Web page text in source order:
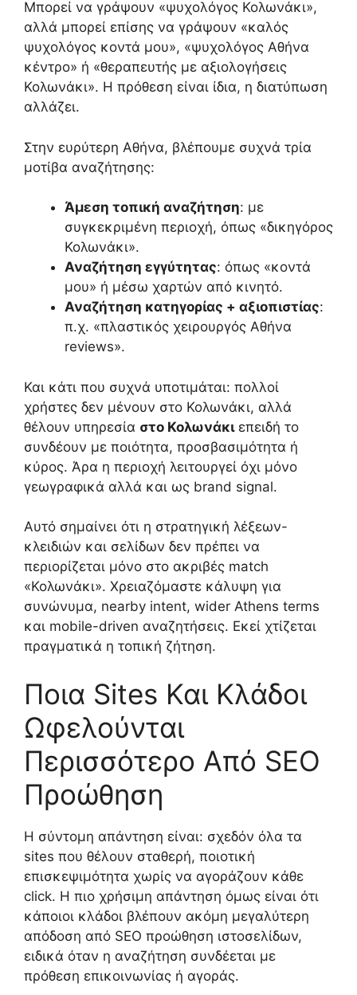
Μπορεί να γράψουν «ψυχολόγος Κολωνάκι»,
αλλά μπορεί επίσης να γράψουν «καλός
ψυχολόγος κοντά μου», «ψυχολόγος Αθήνα
κέντρο» ή «θεραπευτής με αξιολογήσεις
Κολωνάκι». Η πρόθεση είναι ίδια, η διατύπωση
αλλάζει.
Στην ευρύτερη Αθήνα, βλέπουμε συχνά τρία
μοτίβα αναζήτησης:
Άμεση τοπική αναζήτηση: με
συγκεκριμένη περιοχή, όπως «δικηγόρος
Κολωνάκι».
Αναζήτηση εγγύτητας: όπως «κοντά
μου» ή μέσω χαρτών από κινητό.
Αναζήτηση κατηγορίας + αξιοπιστίας:
π.χ. «πλαστικός χειρουργός Αθήνα
reviews».
Και κάτι που συχνά υποτιμάται: πολλοί
χρήστες δεν μένουν στο Κολωνάκι, αλλά
θέλουν υπηρεσία στο Κολωνάκιεπειδή το
συνδέουν με ποιότητα, προσβασιμότητα ή
κύρος. Άρα η περιοχή λειτουργεί όχι μόνο
γεωγραφικά αλλά και ως brand signal.
Αυτό σημαίνει ότι η στρατηγική λέξεων-
κλειδιών και σελίδων δεν πρέπει να
περιορίζεται μόνο στο ακριβές match
«Κολωνάκι». Χρειαζόμαστε κάλυψη για
συνώνυμα, nearby intent, wider Athens terms
και mobile-driven αναζητήσεις. Εκεί χτίζεται
πραγματικά η τοπική ζήτηση.
Ποια Sites Και Κλάδοι
Ωφελούνται
Περισσότερο Από SEO
Προώθηση
Η σύντομη απάντηση είναι: σχεδόν όλα τα
sites που θέλουν σταθερή, ποιοτική
επισκεψιμότητα χωρίς να αγοράζουν κάθε
click. Η πιο χρήσιμη απάντηση όμως είναι ότι
κάποιοι κλάδοι βλέπουν ακόμη μεγαλύτερη
απόδοση από SEO προώθηση ιστοσελίδων,
ειδικά όταν η αναζήτηση συνδέεται με
πρόθεση επικοινωνίας ή αγοράς.